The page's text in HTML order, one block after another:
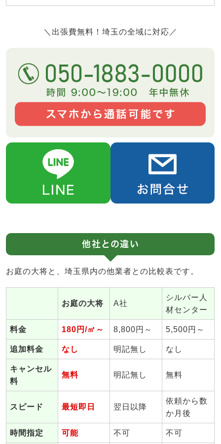
＼出張費無料！埼玉の全域に対応／
他社との違い
お庭の大将と、埼玉県内の他業者との比較表です。
お庭の大将 A社
シルバー人
材センター
料金 180円/㎡～ 8,800円～ 5,500円～
追加料金 なし 明記無し なし
キャンセル
料
無料 明記無し 無料
スピード 最短即日 翌日以降
依頼から数
か月後
時間指定 可能 不可 不可